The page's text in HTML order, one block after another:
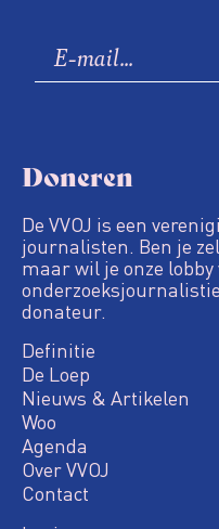
Doneren
De VVOJ is een
journalisten. Ben je
maar wil je onze
donateur.
Definitie
De Loep
Nieuws & Artikelen
Woo
Agenda
Over VVOJ
Contact